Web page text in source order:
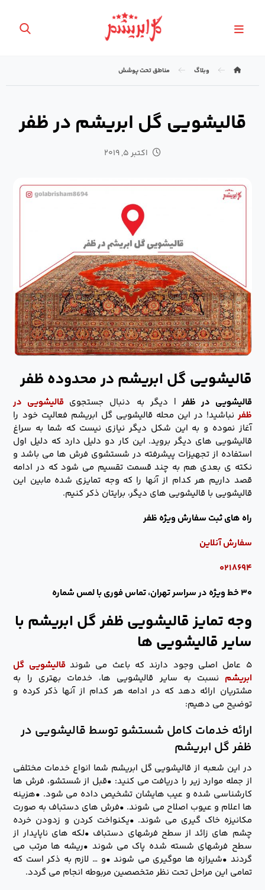
وبلاگ مناطق تحت پوشش
قالیشویی گل ابریشم در ظفر
اکتبر ۵, ۲۰۱۹
قالیشویی گل ابریشم در محدوده ظفر
قالیشویی در ظفر| دیگر به دنبال جستجوی قالیشویی در
ظفر نباشید! در این محله قالیشویی گل ابریشم فعالیت خود را
آغاز نموده و به این شکل دیگر نیازی نیست که شما به سراغ
قالیشویی های دیگر بروید. این کار دو دلیل دارد که دلیل اول
استفاده از تجهیزات پیشرفته در شستشوی فرش ها می باشد و
نکته ی بعدی هم به چند قسمت تقسیم می شود که در ادامه
قصد داریم هر کدام از آنها را که وجه تمایزی شده مابین این
قالیشویی با قالیشویی های دیگر، برایتان ذکر کنیم.
راه های ثبت سفارش ویژه ظفر
سفارش آنلاین
۰۲۱۸۶۹۴
۳۰ خط ویژه در سراسر تهران، تماس فوری با لمس شماره
وجه تمایز قالیشویی ظفر گل ابریشم با
سایر قالیشویی ها
۵ عامل اصلی وجود دارند که باعث می شوند
قالیشویی گل
ابریشم نسبت به سایر قالیشویی ها، خدمات بهتری را به
مشتریان ارائه دهد که در ادامه هر کدام از آنها ذکر کرده و
توضیح می دهیم:
ارائه خدمات کامل شستشو توسط قالیشویی در
ظفر گل ابریشم
در این شعبه از قالیشویی گل ابریشم شما انواع خدمات مختلفی
از جمله موارد زیر را دریافت می کنید: •قبل از شستشو، فرش ها
کارشناسی شده و عیب هایشان تشخیص داده می شود. •هزینه
ها اعلام و عیوب اصلاح می شوند. •فرش های دستباف به صورت
مکانیزه خاک گیری می شوند. •یکنواخت کردن و زدودن خرده
چشم های زائد از سطح فرشهای دستباف •لکه های ناپایدار از
سطح فرشهای شسته شده پاک می شوند •ریشه ها مرتب می
گردند •شیرازه ها موگیری می شوند •و … لازم به ذکر است که
تمامی این مراحل تحت نظر متخصصین مربوطه انجام می گردد.